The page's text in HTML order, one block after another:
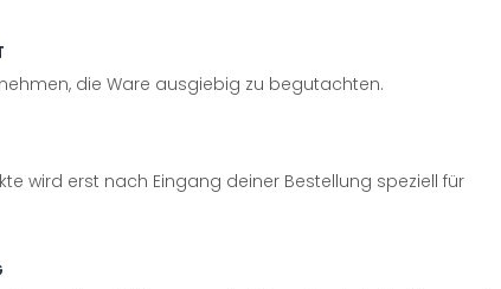
die Ware ausgiebig zu begutachten.
wird erst nach Eingang deiner Bestellung speziell für